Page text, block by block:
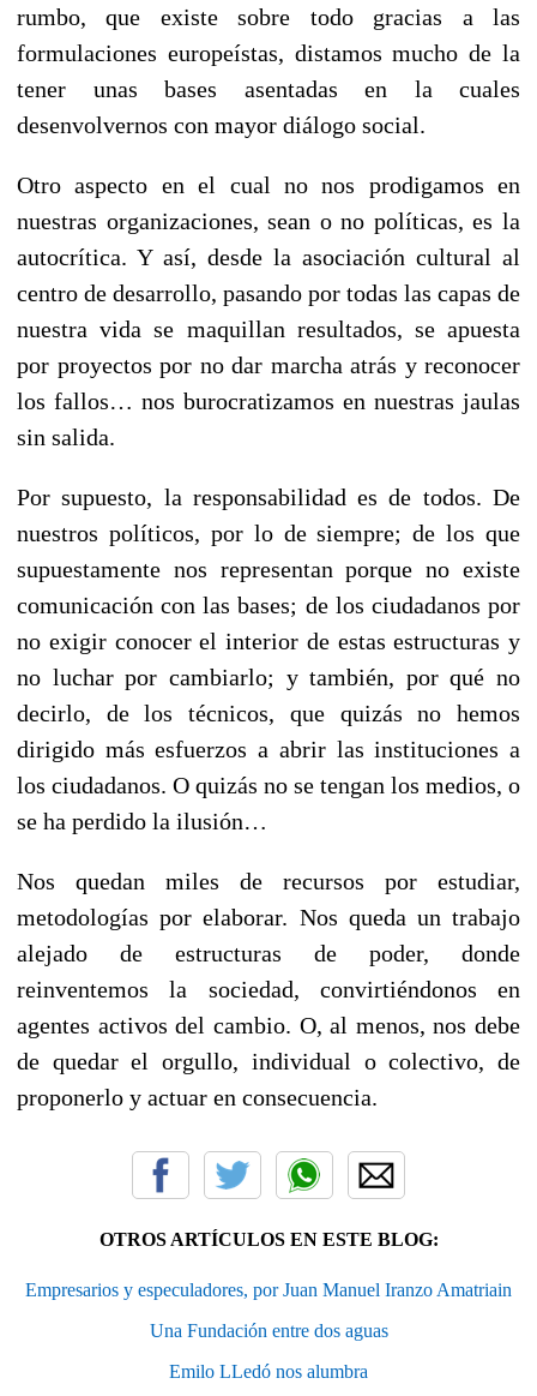
rumbo, que existe sobre todo gracias a las
formulaciones europeístas, distamos mucho de la
tener unas bases asentadas en la cuales
desenvolvernos con mayor diálogo social.
Otro aspecto en el cual no nos prodigamos en
nuestras organizaciones, sean o no políticas, es la
autocrítica. Y así, desde la asociación cultural al
centro de desarrollo, pasando por todas las capas de
nuestra vida se maquillan resultados, se apuesta
por proyectos por no dar marcha atrás y reconocer
los fallos… nos burocratizamos en nuestras jaulas
sin salida.
Por supuesto, la responsabilidad es de todos. De
nuestros políticos, por lo de siempre; de los que
supuestamente nos representan porque no existe
comunicación con las bases; de los ciudadanos por
no exigir conocer el interior de estas estructuras y
no luchar por cambiarlo; y también, por qué no
decirlo, de los técnicos, que quizás no hemos
dirigido más esfuerzos a abrir las instituciones a
los ciudadanos. O quizás no se tengan los medios, o
se ha perdido la ilusión…
Nos quedan miles de recursos por estudiar,
metodologías por elaborar. Nos queda un trabajo
alejado de estructuras de poder, donde
reinventemos la sociedad, convirtiéndonos en
agentes activos del cambio. O, al menos, nos debe
de quedar el orgullo, individual o colectivo, de
proponerlo y actuar en consecuencia.
OTROS ARTÍCULOS EN ESTE BLOG:
Empresarios y especuladores, por Juan Manuel Iranzo Amatriain
Una Fundación entre dos aguas
Emilo LLedó nos alumbra